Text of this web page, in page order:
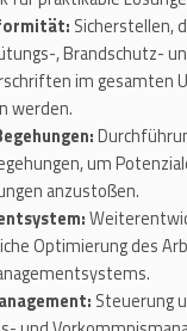
Sicherstellen,
, Brandschutz-
im gesamten
werden.
um
anzustoßen.
Optimierung des
Steuerung